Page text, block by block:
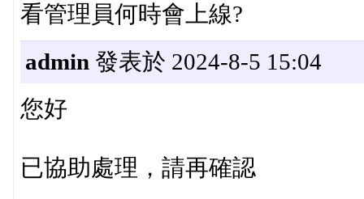
看管理員何時會上線?
admin 發表於 2024-8-5 15:04
您好
已協助處理，請再確認